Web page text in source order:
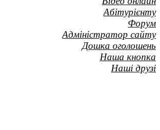
Абітурієнту
Форум
Адміністратор сайту
Дошка оголошень
Наша кнопка
Наші друзі